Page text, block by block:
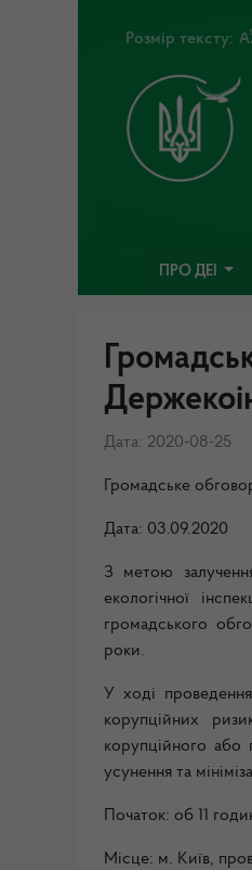
Розмір тексту:
ПРО ДЕІ
Дата: 2020-08-25
Громадське
Дата: 03.09.2020
З метою
екологічної
громадського
роки.
У ході
корупційних
корупційного або
усунення та
Початок: об 11
Місце: м. Київ,